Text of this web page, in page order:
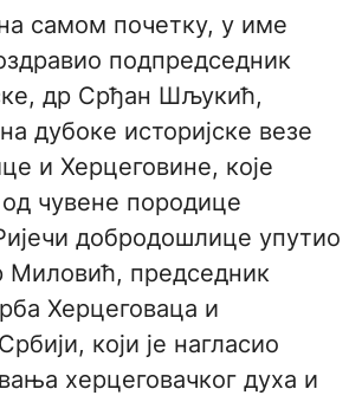
самом почетку, у име
подпредседник
др Срђан Шљукић,
дубоке историјске везе
и Херцеговине, које
од чувене породице
добродошлице упутио
Миловић, председник
Херцеговаца и
који је нагласио
херцеговачког духа и